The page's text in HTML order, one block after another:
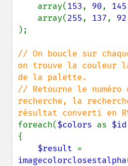
    array(
153, 90, 145
    array(
255, 137, 92
);
// On boucle sur
on trouve la couleur
de la palette.
// Retourne le numéro
recherche, la
foreach($colors as $id
{
$result
imagecolorclosestalpha